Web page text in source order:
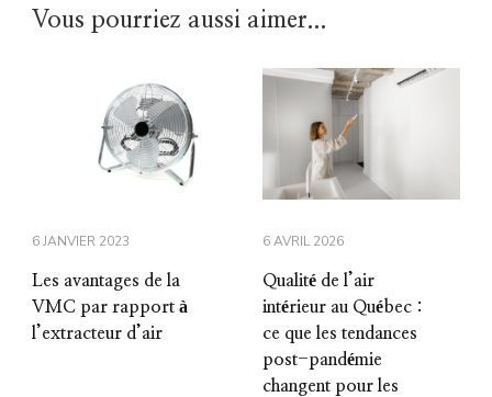
Vous pourriez aussi aimer...
6 JANVIER 2023
Les avantages de la
VMC par rapport à
l’extracteur d’air
6 AVRIL 2026
Qualité de l’air
intérieur au Québec :
ce que les tendances
post-pandémie
changent pour les